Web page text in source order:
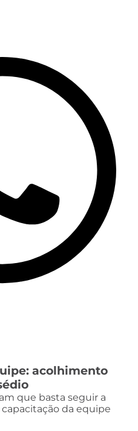
acolhimento
que basta seguir a
capacitação da equipe